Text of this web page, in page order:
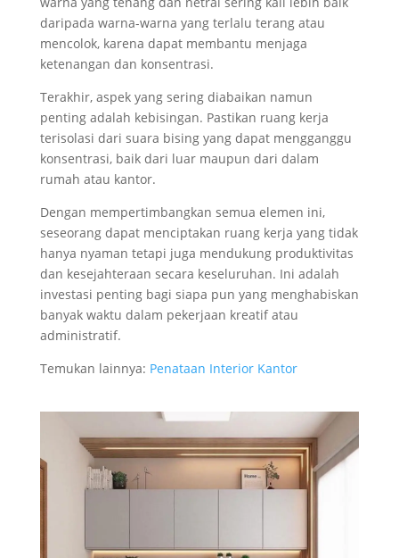
daripada warna-warna yang terlalu terang atau
mencolok, karena dapat membantu menjaga
ketenangan dan konsentrasi.
Terakhir, aspek yang sering diabaikan namun
penting adalah kebisingan. Pastikan ruang kerja
terisolasi dari suara bising yang dapat mengganggu
konsentrasi, baik dari luar maupun dari dalam
rumah atau kantor.
Dengan mempertimbangkan semua elemen ini,
seseorang dapat menciptakan ruang kerja yang tidak
hanya nyaman tetapi juga mendukung produktivitas
dan kesejahteraan secara keseluruhan. Ini adalah
investasi penting bagi siapa pun yang menghabiskan
banyak waktu dalam pekerjaan kreatif atau
administratif.
Temukan lainnya: Penataan Interior Kantor